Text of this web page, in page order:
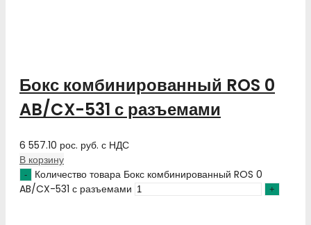
Бокс комбинированный ROS 0
AB/CX-531 с разъемами
6 557.10 рос. руб. с НДС
В корзину
Количество товара Бокс комбинированный ROS 0
AB/CX-531 с разъемами